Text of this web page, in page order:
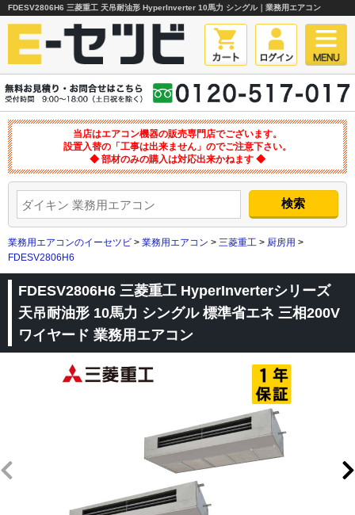
FDESV2806H6 三菱重工 天吊耐油形 HyperInverter 10馬力 シングル｜業務用エアコン
当店はエアコン機器の販売専門店でございます。
設置入替の「工事は出来ません」のでご注意下さい。
◆ 部材のみの購入は対応出来かねます ◆
業務用エアコンのイーセツビ > 業務用エアコン > 三菱重工 > 厨房用 >
FDESV2806H6
FDESV2806H6 三菱重工 HyperInverterシリーズ
天吊耐油形 10馬力 シングル 標準省エネ 三相200V
ワイヤード 業務用エアコン